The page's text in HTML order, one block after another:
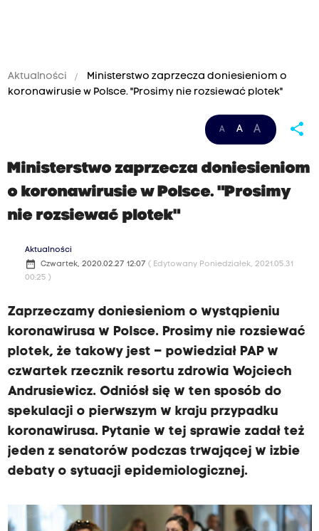
Aktualności
Ministerstwo zaprzecza doniesieniom o
koronawirusie w Polsce. "Prosimy nie rozsiewać plotek"
A A A share
Ministerstwo zaprzecza doniesieniom
o koronawirusie w Polsce. "Prosimy
nie rozsiewać plotek"
Aktualności
date_range Czwartek, 2020.02.27 12:07 ( Edytowany Poniedziałek, 2021.05.31
00:25 )
Zaprzeczamy doniesieniom o wystąpieniu
koronawirusa w Polsce. Prosimy nie rozsiewać
plotek, że takowy jest – powiedział PAP w
czwartek rzecznik resortu zdrowia Wojciech
Andrusiewicz. Odniósł się w ten sposób do
spekulacji o pierwszym w kraju przypadku
koronawirusa. Pytanie w tej sprawie zadał też
jeden z senatorów podczas trwającej w izbie
debaty o sytuacji epidemiologicznej.